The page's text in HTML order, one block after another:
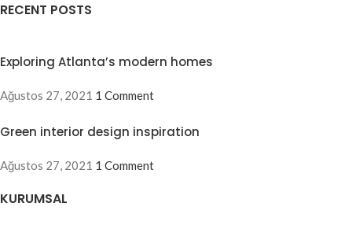
RECENT POSTS
Exploring Atlanta’s modern homes
Ağustos 27, 2021 1 Comment
Green interior design inspiration
Ağustos 27, 2021 1 Comment
KURUMSAL